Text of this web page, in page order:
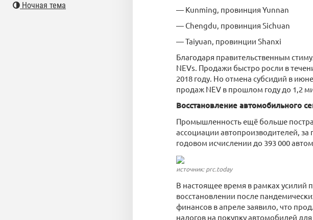
— Kunming, провинция Yunnan
— Chengdu, провинция Sichuan
— Taiyuan, провинции Shanxi
Благодаря правительственным
NEVs. Продажи быстро росли в
2018 году. Но отмена субсидий в
продаж NEV в прошлом году до 1,2
Восстановление автомобильного
Промышленность ещё больше
ассоциации автопроизводителей,
годовом исчислении до 393 000
источник: prc.today
В настоящее время в рамках
восстановлении после
финансов в апреле заявило, что
налогов на покупку автомобилей
Ночная тема